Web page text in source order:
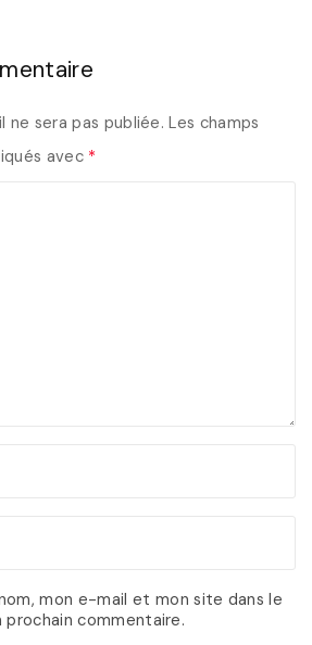
sera pas publiée. Les champs
avec *
mon e-mail et mon site dans le
commentaire.